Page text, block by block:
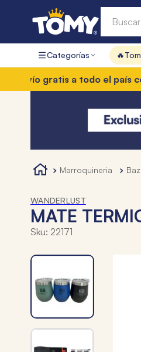
Categorías
gratis a todo el país con tu
marroquineria
WANDERLUST
MATE
Sku: 22171
Términos más
1 .
hot wheels
mochilas
toy story
4. marcadores